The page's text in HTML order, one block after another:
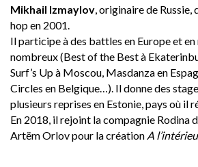
Mikhail Izmaylov, originaire de Russie,
hop en 2001.
Il participe à des battles en Europe et
nombreux (Best of the Best à
Surf’s Up à Moscou, Masdanza en
Circles en Belgique…). Il donne des
plusieurs reprises en Estonie, pays où il
En 2018, il rejoint la compagnie Rodina
Artëm Orlov pour la création A